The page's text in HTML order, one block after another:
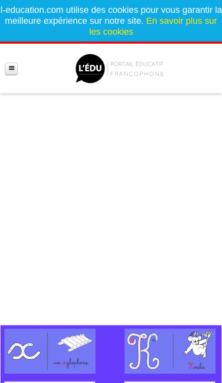
l-education.com utilise des cookies pour vous garantir la
meilleure expérience sur notre site. En savoir plus sur
les cookies